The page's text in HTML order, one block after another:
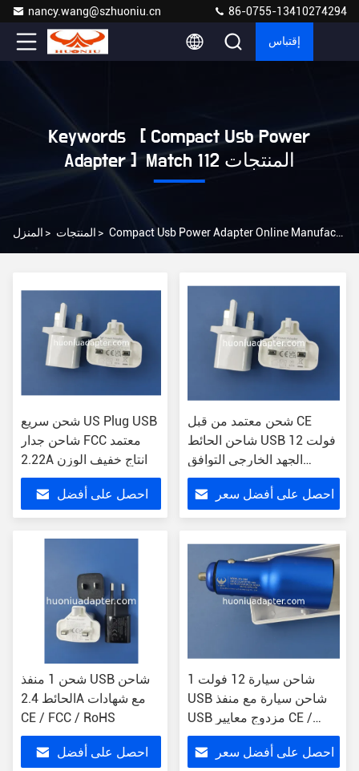
nancy.wang@szhuoniu.cn 86-0755-13410274294
إقتباس
Keywords [ Compact Usb Power
Adapter ] Match 112 المنتجات
المنزل > المنتجات > Compact Usb Power Adapter Online Manufacturer
شحن سريع US Plug USB
شاحن جدار FCC معتمد
2.22A انتاج خفيف الوزن
احصل على أفضل
شحن معتمد من قبل CE
شاحن الحائط USB 12 فولت
الجهد الخارجي التوافق
العالمي
احصل على أفضل سعر
شحن 1 منفذ USB شاحن
الحائط 2.4A مع شهادات
CE / FCC / RoHS
احصل على أفضل
شاحن سيارة 12 فولت 1
USB شاحن سيارة مع منفذ
USB مزدوج معايير CE /
ROHS / FCC
احصل على أفضل سعر